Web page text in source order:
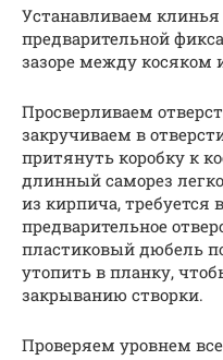
Устанавливаем
предварительной
зазоре между косяком
Просверливаем
закручиваем в
притянуть коробку к
длинный саморез
из кирпича, требуется
предварительное
пластиковый дюбель
утопить в планку,
закрыванию створки.
Проверяем уровнем